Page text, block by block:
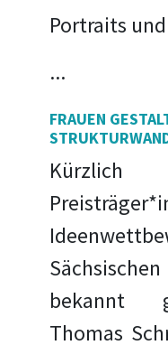
Portraits und
...
FRAUEN
bekannt
Thomas